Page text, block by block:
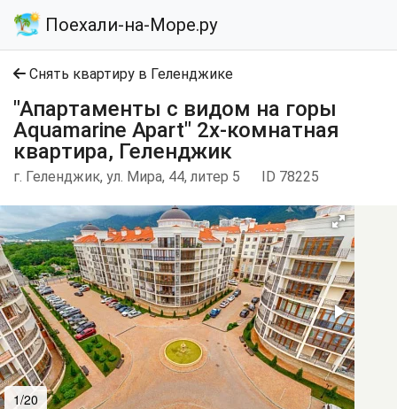
Поехали-на-Море.ру
Снять квартиру в Геленджике
"Апартаменты с видом на горы
Aquamarine Apart" 2х-комнатная
квартира, Геленджик
г. Геленджик, ул. Мира, 44, литер 5 ID 78225
1/20